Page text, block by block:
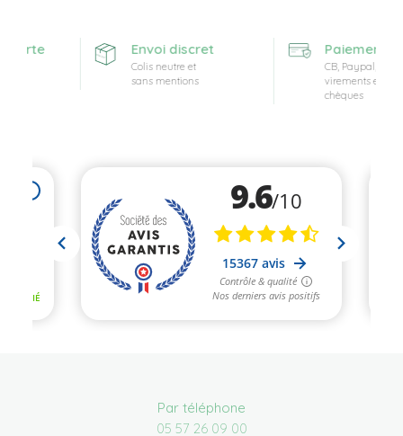
Envoi discret
Colis neutre et
sans mentions
Paiement
CB, Paypal,
virements et
chèques
Par téléphone
05 57 26 09 00